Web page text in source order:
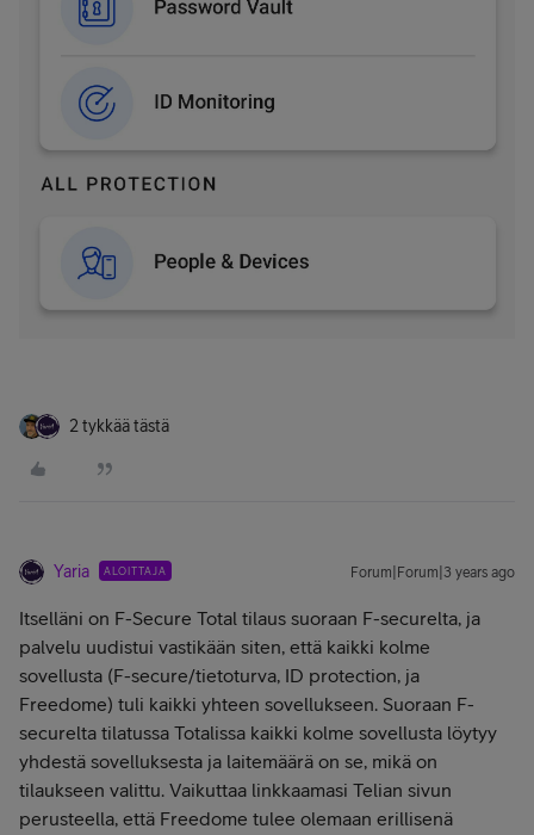
2 tykkää tästä
Yaria ALOITTAJA Forum|Forum|3 years ago
Itselläni on F-Secure Total tilaus suoraan F-securelta, ja
palvelu uudistui vastikään siten, että kaikki kolme
sovellusta (F-secure/tietoturva, ID protection, ja
Freedome) tuli kaikki yhteen sovellukseen. Suoraan F-
securelta tilatussa Totalissa kaikki kolme sovellusta löytyy
yhdestä sovelluksesta ja laitemäärä on se, mikä on
tilaukseen valittu. Vaikuttaa linkkaamasi Telian sivun
perusteella, että Freedome tulee olemaan erillisenä